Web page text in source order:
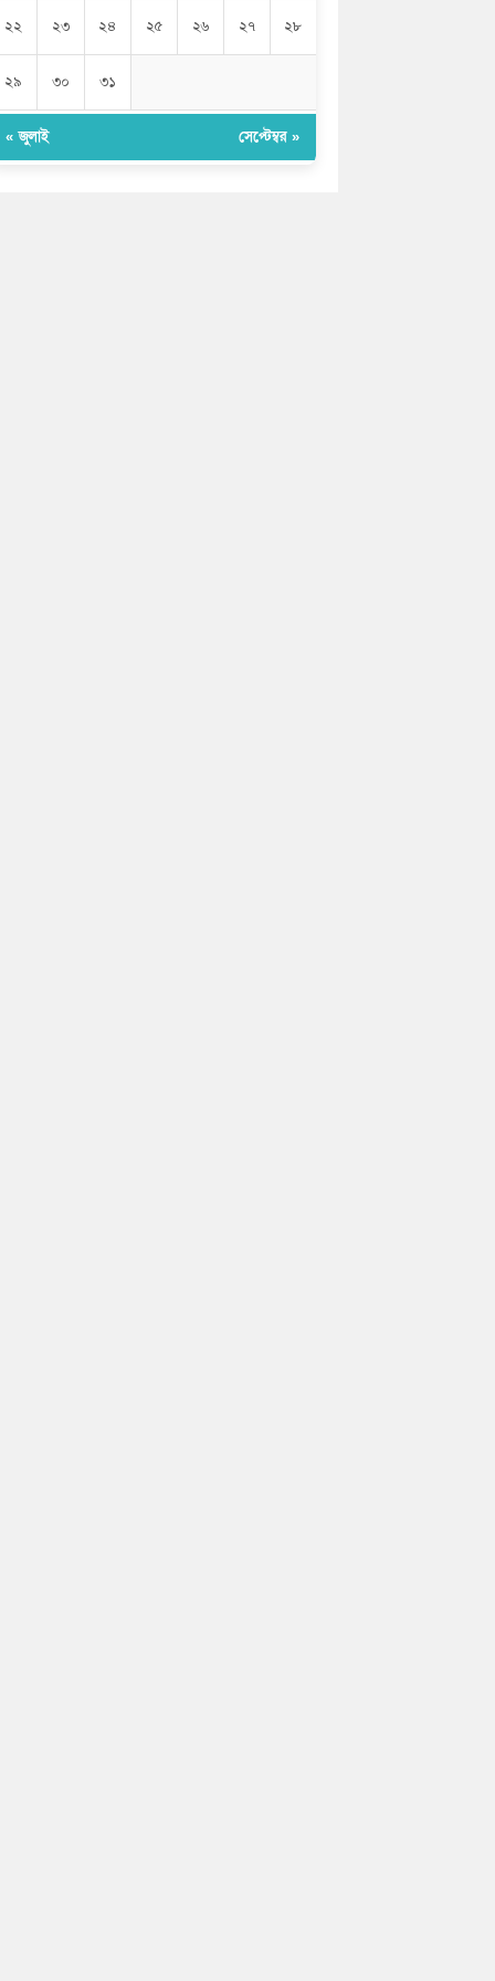
২২ ২৩ ২৪ ২৫ ২৬ ২৭ ২৮
২৯ ৩০ ৩১
« জুলাই সেপ্টেম্বর »